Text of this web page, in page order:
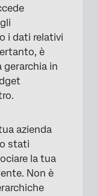
gli
i dati relativi
è
gerarchia in
azienda
stati
la tua
Non è